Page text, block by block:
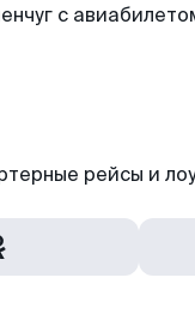
с
рейсы и